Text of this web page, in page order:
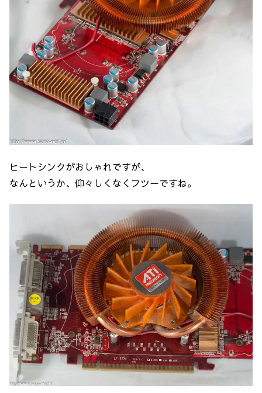
ヒートシンクがおしゃれですが、
なんというか、仰々しくなくフツーですね。